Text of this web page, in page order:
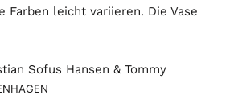
Farben leicht variieren. Die Vase
Sofus Hansen & Tommy